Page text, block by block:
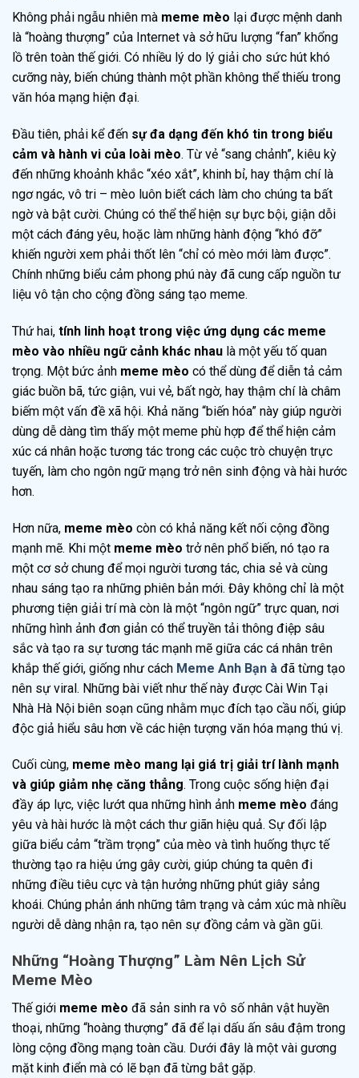
Không phải ngẫu nhiên mà meme mèo lại được mệnh danh
là “hoàng thượng” của Internet và sở hữu lượng “fan” khổng
lồ trên toàn thế giới. Có nhiều lý do lý giải cho sức hút khó
cưỡng này, biến chúng thành một phần không thể thiếu trong
văn hóa mạng hiện đại.
Đầu tiên, phải kể đến sự đa dạng đến khó tin trong biểu
cảm và hành vi của loài mèo. Từ vẻ “sang chảnh”, kiêu kỳ
đến những khoảnh khắc “xéo xắt”, khinh bỉ, hay thậm chí là
ngơ ngác, vô tri – mèo luôn biết cách làm cho chúng ta bất
ngờ và bật cười. Chúng có thể thể hiện sự bực bội, giận dỗi
một cách đáng yêu, hoặc làm những hành động “khó đỡ”
khiến người xem phải thốt lên “chỉ có mèo mới làm được”.
Chính những biểu cảm phong phú này đã cung cấp nguồn tư
liệu vô tận cho cộng đồng sáng tạo meme.
Thứ hai, tính linh hoạt trong việc ứng dụng các meme
mèo vào nhiều ngữ cảnh khác nhau là một yếu tố quan
trọng. Một bức ảnh meme mèo có thể dùng để diễn tả cảm
giác buồn bã, tức giận, vui vẻ, bất ngờ, hay thậm chí là châm
biếm một vấn đề xã hội. Khả năng “biến hóa” này giúp người
dùng dễ dàng tìm thấy một meme phù hợp để thể hiện cảm
xúc cá nhân hoặc tương tác trong các cuộc trò chuyện trực
tuyến, làm cho ngôn ngữ mạng trở nên sinh động và hài hước
hơn.
Hơn nữa, meme mèo còn có khả năng kết nối cộng đồng
mạnh mẽ. Khi một meme mèo trở nên phổ biến, nó tạo ra
một cơ sở chung để mọi người tương tác, chia sẻ và cùng
nhau sáng tạo ra những phiên bản mới. Đây không chỉ là một
phương tiện giải trí mà còn là một “ngôn ngữ” trực quan, nơi
những hình ảnh đơn giản có thể truyền tải thông điệp sâu
sắc và tạo ra sự tương tác mạnh mẽ giữa các cá nhân trên
khắp thế giới, giống như cách Meme Anh Bạn à đã từng tạo
nên sự viral. Những bài viết như thế này được Cài Win Tại
Nhà Hà Nội biên soạn cũng nhằm mục đích tạo cầu nối, giúp
độc giả hiểu sâu hơn về các hiện tượng văn hóa mạng thú vị.
Cuối cùng, meme mèo mang lại giá trị giải trí lành mạnh
và giúp giảm nhẹ căng thẳng. Trong cuộc sống hiện đại
đầy áp lực, việc lướt qua những hình ảnh meme mèo đáng
yêu và hài hước là một cách thư giãn hiệu quả. Sự đối lập
giữa biểu cảm “trầm trọng” của mèo và tình huống thực tế
thường tạo ra hiệu ứng gây cười, giúp chúng ta quên đi
những điều tiêu cực và tận hưởng những phút giây sảng
khoái. Chúng phản ánh những tâm trạng và cảm xúc mà nhiều
người dễ dàng nhận ra, tạo nên sự đồng cảm và gần gũi.
Những “Hoàng Thượng” Làm Nên Lịch Sử
Meme Mèo
Thế giới meme mèo đã sản sinh ra vô số nhân vật huyền
thoại, những “hoàng thượng” đã để lại dấu ấn sâu đậm trong
lòng cộng đồng mạng toàn cầu. Dưới đây là một vài gương
mặt kinh điển mà có lẽ bạn đã từng bắt gặp.